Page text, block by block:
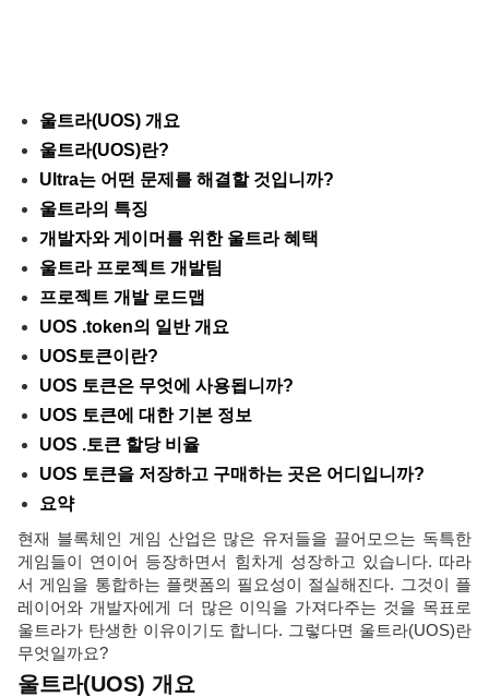
울트라(UOS) 개요
울트라(UOS)란?
Ultra는 어떤 문제를 해결할 것입니까?
울트라의 특징
개발자와 게이머를 위한 울트라 혜택
울트라 프로젝트 개발팀
프로젝트 개발 로드맵
UOS .token의 일반 개요
UOS토큰이란?
UOS 토큰은 무엇에 사용됩니까?
UOS 토큰에 대한 기본 정보
UOS .토큰 할당 비율
UOS 토큰을 저장하고 구매하는 곳은 어디입니까?
요약
현재 블록체인 게임 산업은 많은 유저들을 끌어모으는 독특한
게임들이 연이어 등장하면서 힘차게 성장하고 있습니다. 따라
서 게임을 통합하는 플랫폼의 필요성이 절실해진다. 그것이 플
레이어와 개발자에게 더 많은 이익을 가져다주는 것을 목표로
울트라가 탄생한 이유이기도 합니다. 그렇다면 울트라(UOS)란
무엇일까요?
울트라(UOS) 개요